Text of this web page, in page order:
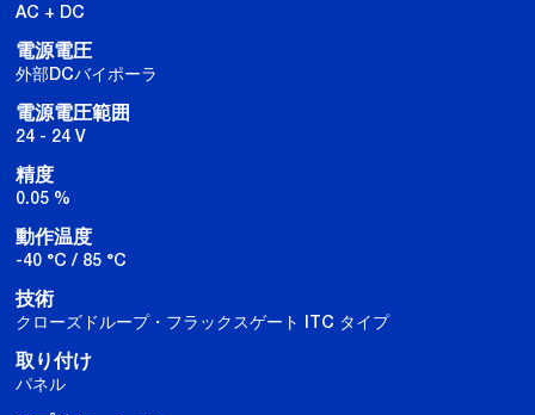
AC + DC
電源電圧
外部DCバイポーラ
電源電圧範囲
24 - 24 V
精度
0.05 %
動作温度
-40 °C / 85 °C
技術
クローズドループ・フラックスゲート ITC タイプ
取り付け
パネル